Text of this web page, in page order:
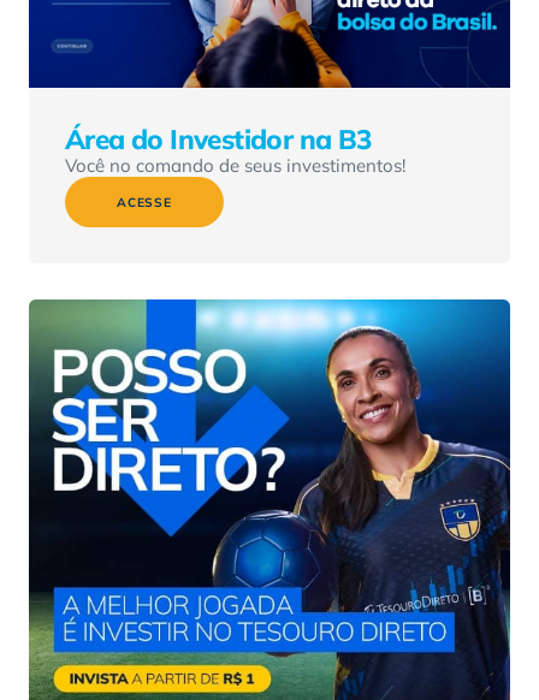
Área do Investidor na B3
Você no comando de seus investimentos!
ACESSE